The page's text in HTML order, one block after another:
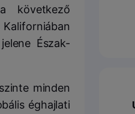
következő
Észak-
minden
éghajlati